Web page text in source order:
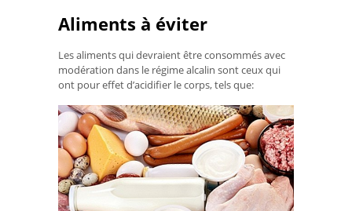
Aliments à éviter
Les aliments qui devraient être consommés avec
modération dans le régime alcalin sont ceux qui
ont pour effet d’acidifier le corps, tels que: